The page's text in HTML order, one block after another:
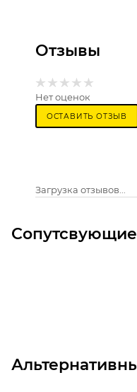
Отзывы
Нет оценок
ОСТАВИТЬ ОТЗЫВ
Загрузка отзывов...